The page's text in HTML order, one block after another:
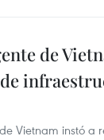
de
Vietnam instó a